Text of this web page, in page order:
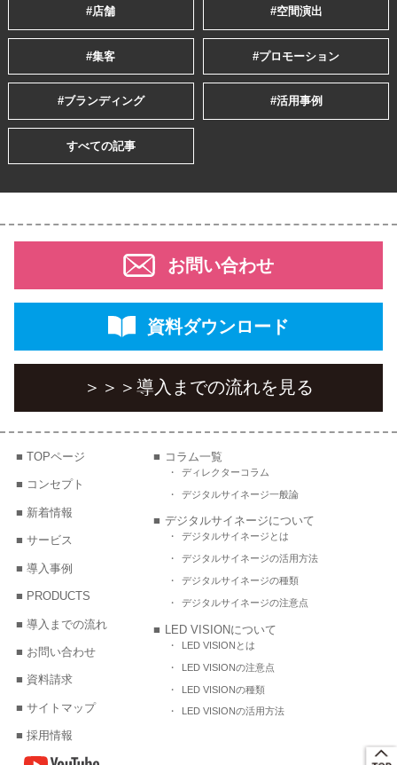
#店舗 #空間演出
#集客 #プロモーション
#ブランディング #活用事例
すべての記事
＞＞＞ 導入までの流れを見る
お問い合わせ
資料ダウンロード
TOPページ
コンセプト
新着情報
サービス
導入事例
PRODUCTS
導入までの流れ
お問い合わせ
資料請求
サイトマップ
採用情報
コラム一覧
ディレクターコラム
デジタルサイネージ一般論
デジタルサイネージについて
デジタルサイネージとは
デジタルサイネージの活用方法
デジタルサイネージの種類
デジタルサイネージの注意点
LED VISIONについて
LED VISIONとは
LED VISIONの注意点
LED VISIONの種類
LED VISIONの活用方法